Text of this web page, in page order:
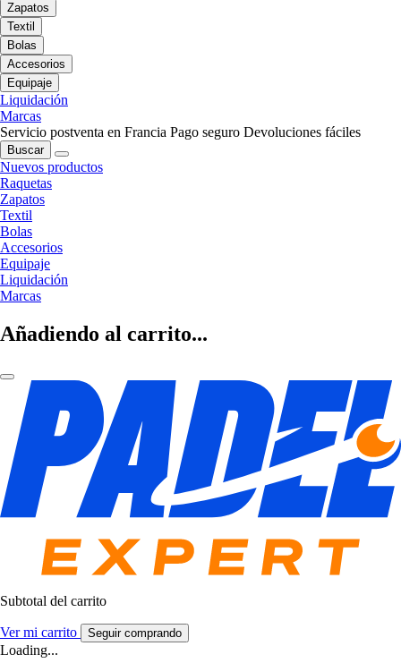
Zapatos
Textil
Bolas
Accesorios
Equipaje
Liquidación
Marcas
Servicio postventa en Francia Pago seguro Devoluciones fáciles
Buscar
Nuevos productos
Raquetas
Zapatos
Textil
Bolas
Accesorios
Equipaje
Liquidación
Marcas
Añadiendo al carrito...
Subtotal del carrito
Ver mi carrito Seguir comprando
Loading...